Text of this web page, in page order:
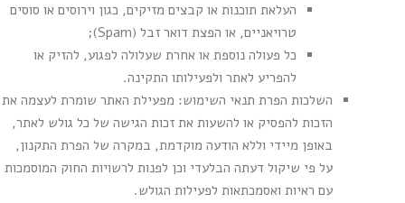
העלאת תוכנות או קבצים מזיקים, כגון וירוסים או סוסים
טרויאניים, או הפצת דואר זבל (Spam);
כל פעולה נוספת או אחרת שעלולה לפגוע, להזיק או
להפריע לאתר ולפעילותו התקינה.
השלכות הפרת תנאי השימוש: מפעילת האתר שומרת לעצמה את
הזכות להפסיק או להשעות את זכות הגישה של כל גולש לאתר,
באופן מיידי וללא הודעה מוקדמת, במקרה של הפרת התקנון,
על פי שיקול דעתה הבלעדי וכן לפנות לרשויות החוק המוסמכות
עם ראיות ואסמכתאות לפעילות הגולש.